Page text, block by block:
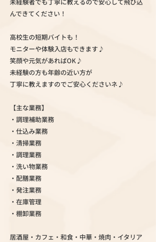
んできてください！
高校生の短期バイトも！
モニターや体験入店もできます♪
笑顔や元気があればOK♪
未経験の方も年齢の近い方が
丁寧に教えますのでご安心くださいネ♪
【主な業務】
・調理補助業務
・仕込み業務
・清掃業務
・調理業務
・洗い物業務
・配膳業務
・発注業務
・在庫管理
・棚卸業務
居酒屋・カフェ・和食・中華・焼肉・イタリア